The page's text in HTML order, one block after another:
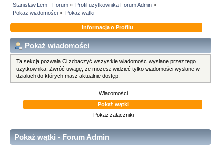
Stanisław Lem - Forum » Profil użytkownika Forum Admin»
Pokaż wiadomości » Pokaż wątki
Informacja o Profilu
Pokaż wiadomości
Ta sekcja pozwala Ci zobaczyć wszystkie wiadomości wysłane przez tego
użytkownika. Zwróć uwagę, że możesz widzieć tylko wiadomości wysłane w
działach do których masz aktualnie dostęp.
Wiadomości
Pokaż wątki
Pokaż załączniki
Pokaż wątki - Forum Admin